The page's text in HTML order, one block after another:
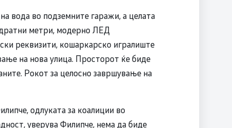
вода во подземните гаражи, а целата
метри, модерно ЛЕД
реквизити, кошаркарско игралиште
на нова улица. Просторот ќе биде
Рокот за целосно завршување на
одлуката за коалиции во
уверува Филипче, нема да биде